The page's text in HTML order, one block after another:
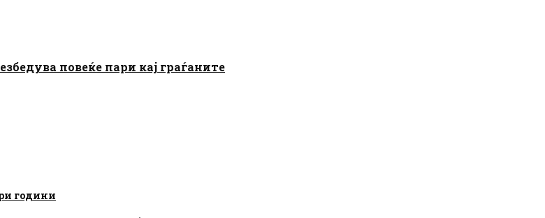
повеќе пари кај граѓаните
години